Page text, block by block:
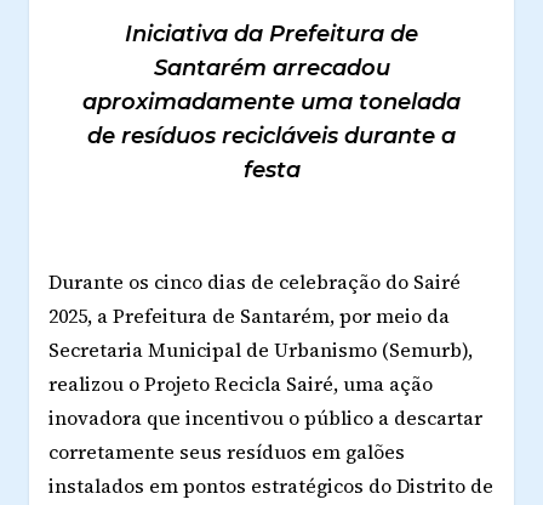
Iniciativa da Prefeitura de
Santarém arrecadou
aproximadamente uma tonelada
de resíduos recicláveis durante a
festa
Durante os cinco dias de celebração do Sairé
2025, a Prefeitura de Santarém, por meio da
Secretaria Municipal de Urbanismo (Semurb),
realizou oProjeto Recicla Sairé, uma ação
inovadora que incentivou o público a descartar
corretamente seus resíduos em galões
instalados em pontos estratégicos do Distrito de